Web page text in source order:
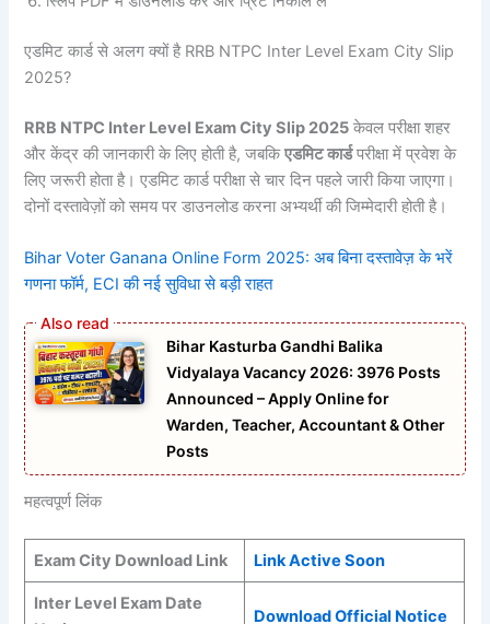
एडमिट कार्ड से अलग क्यों है RRB NTPC Inter Level Exam City Slip
2025?
RRB NTPC Inter Level Exam City Slip 2025 केवल परीक्षा शहर
और केंद्र की जानकारी के लिए होती है, जबकिएडमिट कार्डपरीक्षा में प्रवेश के
लिए जरूरी होता है। एडमिट कार्ड परीक्षा से चार दिन पहले जारी किया जाएगा।
दोनों दस्तावेज़ों को समय पर डाउनलोड करना अभ्यर्थी की जिम्मेदारी होती है।
Bihar Voter Ganana Online Form 2025: अब बिना दस्तावेज़ के भरें
गणना फॉर्म, ECI की नई सुविधा से बड़ी राहत
Bihar Kasturba Gandhi Balika
Vidyalaya Vacancy 2026: 3976 Posts
Announced – Apply Online for
Warden, Teacher, Accountant & Other
Posts
महत्वपूर्ण लिंक
Exam City Download Link Link Active Soon
Inter Level Exam Date
Download Official Notice